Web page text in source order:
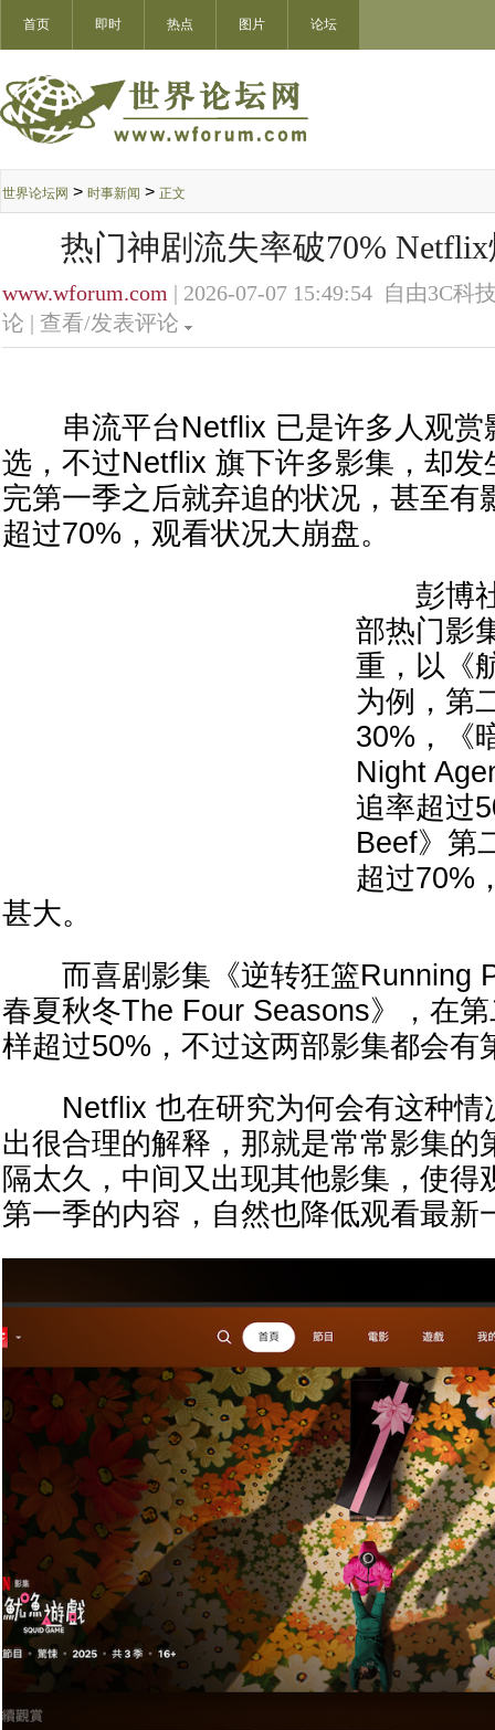
首页 即时 热点 图片 论坛
世界论坛网 > 时事新闻 > 正文
热门神剧流失率破70%
www.wforum.com | 2026-07-07 15:49:54 自由3C科
论 | 查看/发表评论
串流平台Netflix 已是许多人观赏
选，不过Netflix 旗下许多影集，却发
完第一季之后就弃追的状况，甚至有
超过70%，观看状况大崩盘。
彭博社
部热门影
重，以《
为例，第
30%，《
Night
追率超过
Beef》第
超过70%
甚大。
而喜剧影集《逆转狂篮Running
春夏秋冬The Four Seasons》，在
样超过50%，不过这两部影集都会有
Netflix 也在研究为何会有这种情
出很合理的解释，那就是常常影集的
隔太久，中间又出现其他影集，使得
第一季的内容，自然也降低观看最新